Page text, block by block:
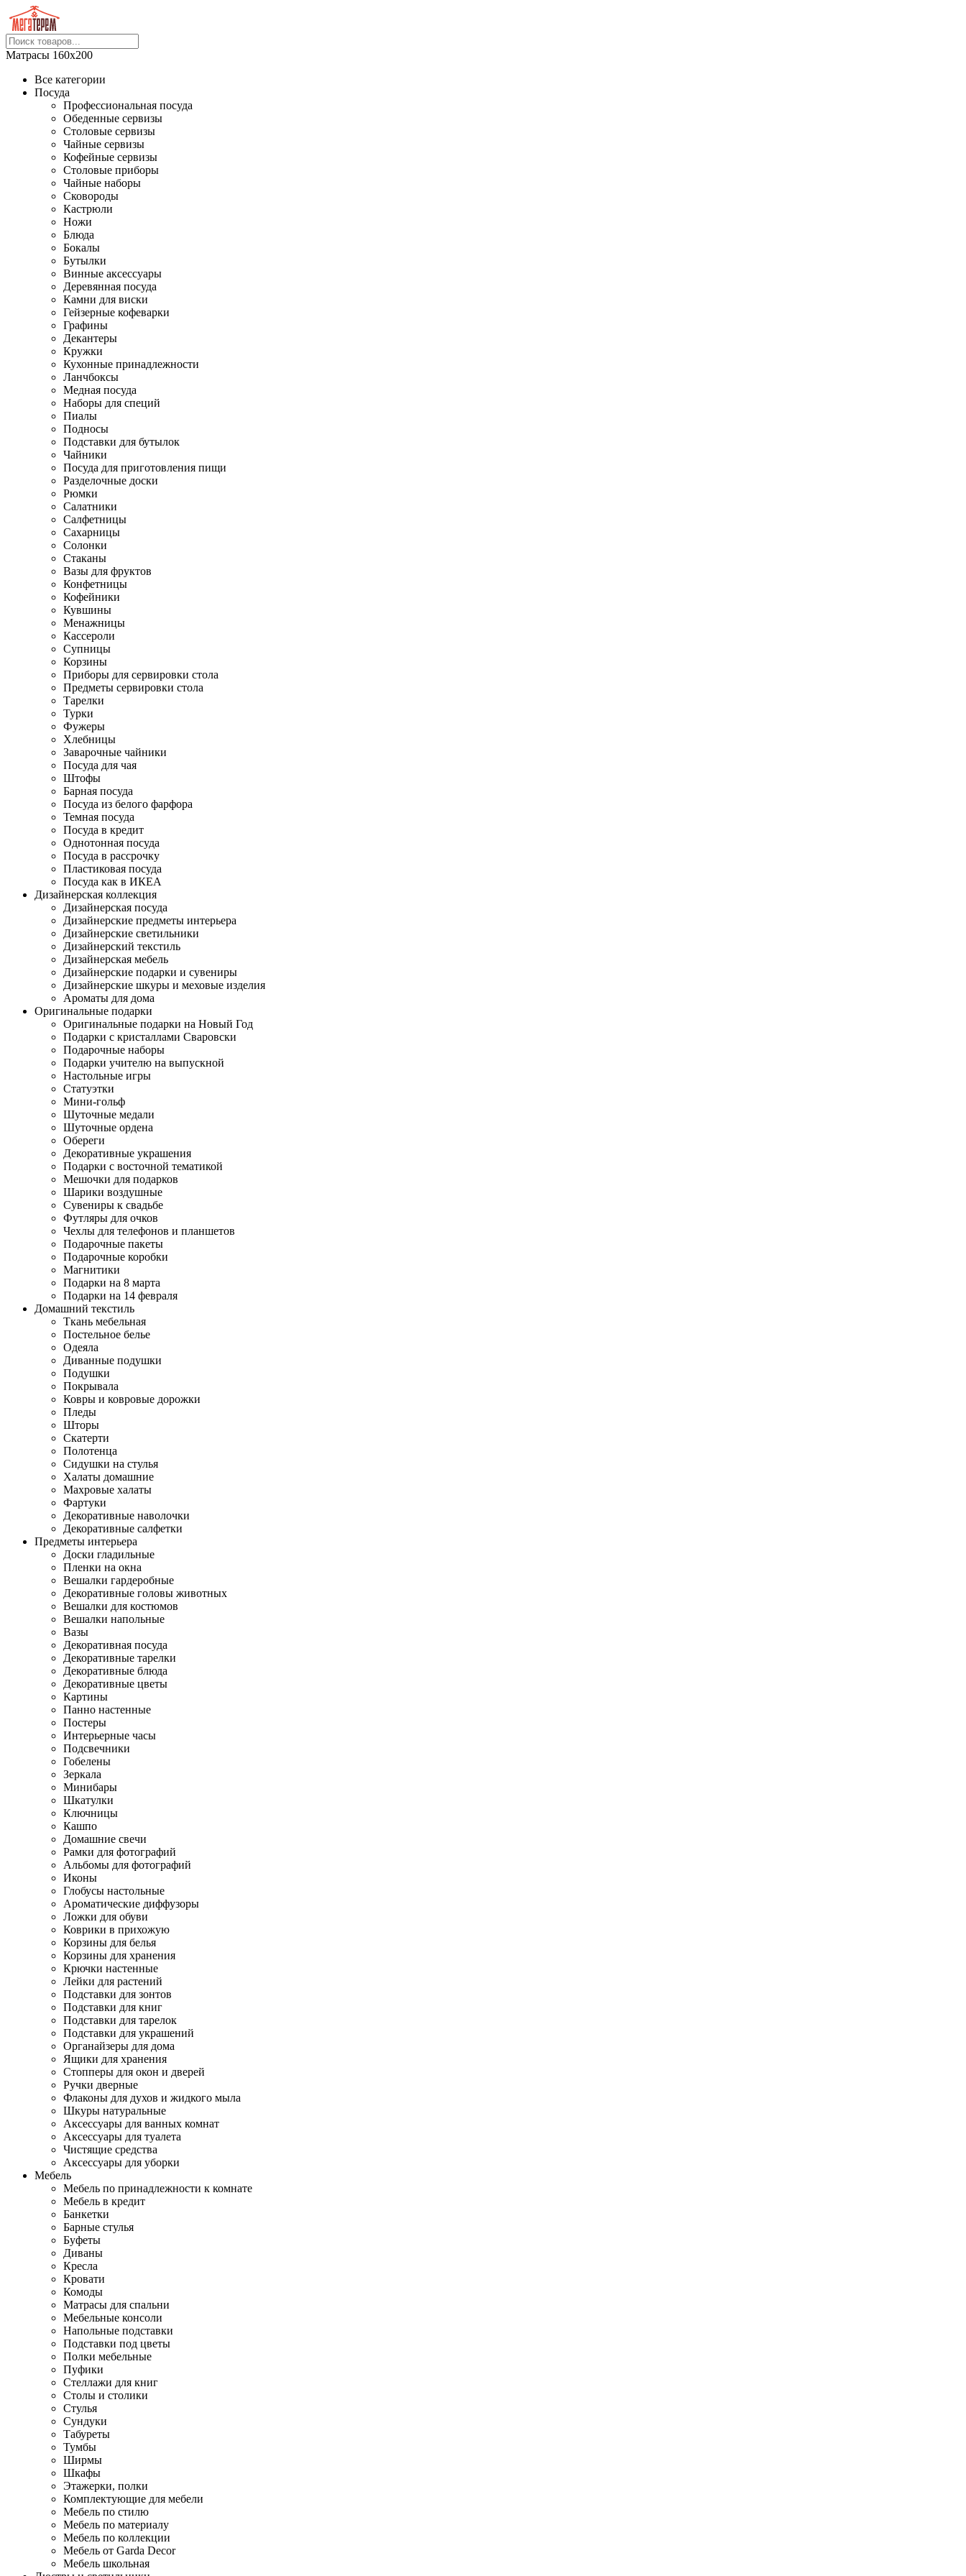
Матрасы 160х200
Все категории
Посуда
Профессиональная посуда
Обеденные сервизы
Столовые сервизы
Чайные сервизы
Кофейные сервизы
Столовые приборы
Чайные наборы
Сковороды
Кастрюли
Ножи
Блюда
Бокалы
Бутылки
Винные аксессуары
Деревянная посуда
Камни для виски
Гейзерные кофеварки
Графины
Декантеры
Кружки
Кухонные принадлежности
Ланчбоксы
Медная посуда
Наборы для специй
Пиалы
Подносы
Подставки для бутылок
Чайники
Посуда для приготовления пищи
Разделочные доски
Рюмки
Салатники
Салфетницы
Сахарницы
Солонки
Стаканы
Вазы для фруктов
Конфетницы
Кофейники
Кувшины
Менажницы
Кассероли
Супницы
Корзины
Приборы для сервировки стола
Предметы сервировки стола
Тарелки
Турки
Фужеры
Хлебницы
Заварочные чайники
Посуда для чая
Штофы
Барная посуда
Посуда из белого фарфора
Темная посуда
Посуда в кредит
Однотонная посуда
Посуда в рассрочку
Пластиковая посуда
Посуда как в ИКЕА
Дизайнерская коллекция
Дизайнерская посуда
Дизайнерские предметы интерьера
Дизайнерские светильники
Дизайнерский текстиль
Дизайнерская мебель
Дизайнерские подарки и сувениры
Дизайнерские шкуры и меховые изделия
Ароматы для дома
Оригинальные подарки
Оригинальные подарки на Новый Год
Подарки с кристаллами Сваровски
Подарочные наборы
Подарки учителю на выпускной
Настольные игры
Статуэтки
Мини-гольф
Шуточные медали
Шуточные ордена
Обереги
Декоративные украшения
Подарки с восточной тематикой
Мешочки для подарков
Шарики воздушные
Сувениры к свадьбе
Футляры для очков
Чехлы для телефонов и планшетов
Подарочные пакеты
Подарочные коробки
Магнитики
Подарки на 8 марта
Подарки на 14 февраля
Домашний текстиль
Ткань мебельная
Постельное белье
Одеяла
Диванные подушки
Подушки
Покрывала
Ковры и ковровые дорожки
Пледы
Шторы
Скатерти
Полотенца
Сидушки на стулья
Халаты домашние
Махровые халаты
Фартуки
Декоративные наволочки
Декоративные салфетки
Предметы интерьера
Доски гладильные
Пленки на окна
Вешалки гардеробные
Декоративные головы животных
Вешалки для костюмов
Вешалки напольные
Вазы
Декоративная посуда
Декоративные тарелки
Декоративные блюда
Декоративные цветы
Картины
Панно настенные
Постеры
Интерьерные часы
Подсвечники
Гобелены
Зеркала
Минибары
Шкатулки
Ключницы
Кашпо
Домашние свечи
Рамки для фотографий
Альбомы для фотографий
Иконы
Глобусы настольные
Ароматические диффузоры
Ложки для обуви
Коврики в прихожую
Корзины для белья
Корзины для хранения
Крючки настенные
Лейки для растений
Подставки для зонтов
Подставки для книг
Подставки для тарелок
Подставки для украшений
Органайзеры для дома
Ящики для хранения
Стопперы для окон и дверей
Ручки дверные
Флаконы для духов и жидкого мыла
Шкуры натуральные
Аксессуары для ванных комнат
Аксессуары для туалета
Чистящие средства
Аксессуары для уборки
Мебель
Мебель по принадлежности к комнате
Мебель в кредит
Банкетки
Барные стулья
Буфеты
Диваны
Кресла
Кровати
Комоды
Матрасы для спальни
Мебельные консоли
Напольные подставки
Подставки под цветы
Полки мебельные
Пуфики
Стеллажи для книг
Столы и столики
Стулья
Сундуки
Табуреты
Тумбы
Ширмы
Шкафы
Этажерки, полки
Комплектующие для мебели
Мебель по стилю
Мебель по материалу
Мебель по коллекции
Мебель от Garda Decor
Мебель школьная